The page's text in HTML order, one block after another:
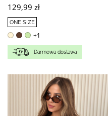
129,99 zł
ONE SIZE
+1
Darmowa dostawa